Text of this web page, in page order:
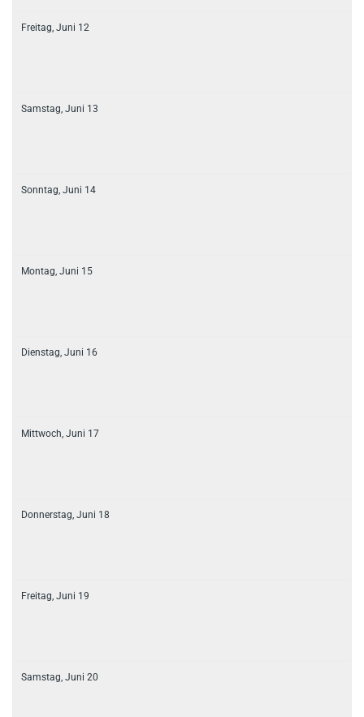
Freitag, Juni 12
Samstag, Juni 13
Sonntag, Juni 14
Montag, Juni 15
Dienstag, Juni 16
Mittwoch, Juni 17
Donnerstag, Juni 18
Freitag, Juni 19
Samstag, Juni 20